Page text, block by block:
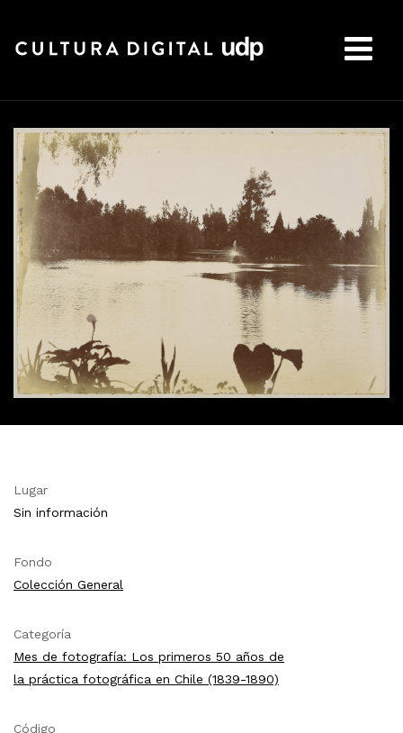
Lugar
Sin información
Fondo
Colección General
Categoría
Mes de fotografía: Los primeros 50 años de
la práctica fotográfica en Chile (1839-1890)
Código